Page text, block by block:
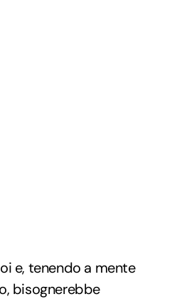
e, tenendo a mente
bisognerebbe